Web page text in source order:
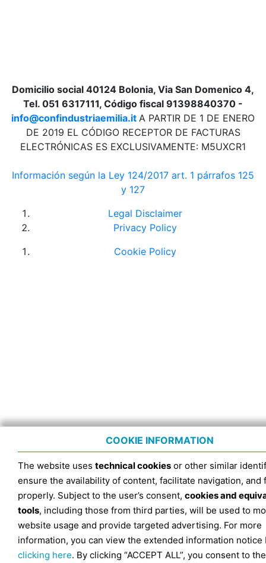
Domicilio social 40124 Bolonia, Via San Domenico 4,
Tel. 051 6317111, Código fiscal 91398840370 -
info@confindustriaemilia.it A PARTIR DE 1 DE ENERO
DE 2019 EL CÓDIGO RECEPTOR DE FACTURAS
ELECTRÓNICAS ES EXCLUSIVAMENTE: M5UXCR1
Información según la Ley 124/2017 art. 1 párrafos 125
y 127
Legal Disclaimer
Privacy Policy
Cookie Policy
COOKIE INFORMATION
The website uses technical cookies or other similar
ensure the availability of content, facilitate navigation, and
properly. Subject to the user’s consent, cookies and
tools, including those from third parties, will be used to
website usage and provide targeted advertising. For more
information, you can view the extended information notice
clicking here. By clicking “ACCEPT ALL”, you consent to